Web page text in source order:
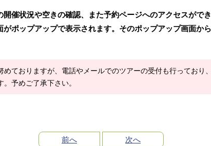
催状況や空きの確認、また予約ページへのアクセスができ
ポップアップで表示されます。そのポップアップ画面か
ておりますが、電話やメールでのツアーの受付も行っており
予めご了承下さい。
前へ 次へ